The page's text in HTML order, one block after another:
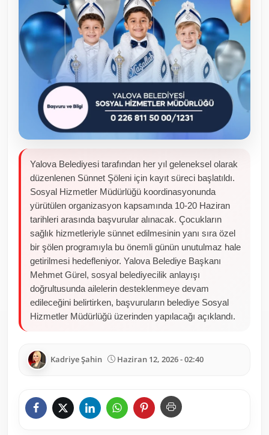
Yalova Belediyesi tarafından her yıl geleneksel olarak
düzenlenen Sünnet Şöleni için kayıt süreci başlatıldı.
Sosyal Hizmetler Müdürlüğü koordinasyonunda
yürütülen organizasyon kapsamında 10-20 Haziran
tarihleri arasında başvurular alınacak. Çocukların
sağlık hizmetleriyle sünnet edilmesinin yanı sıra özel
bir şölen programıyla bu önemli günün unutulmaz hale
getirilmesi hedefleniyor. Yalova Belediye Başkanı
Mehmet Gürel, sosyal belediyecilik anlayışı
doğrultusunda ailelerin desteklenmeye devam
edileceğini belirtirken, başvuruların belediye Sosyal
Hizmetler Müdürlüğü üzerinden yapılacağı açıklandı.
Kadriye Şahin Haziran 12, 2026 - 02:40